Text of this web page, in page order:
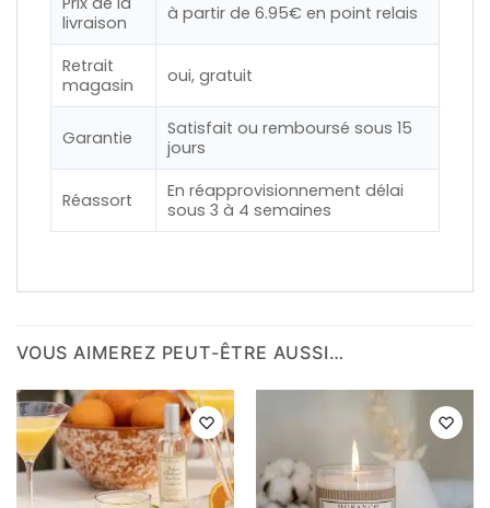
livraison
à partir de 6.95€ en point relais
Retrait
magasin
oui, gratuit
Garantie
Satisfait ou remboursé sous 15
jours
Réassort
En réapprovisionnement délai
sous 3 à 4 semaines
VOUS AIMEREZ PEUT-ÊTRE AUSSI…